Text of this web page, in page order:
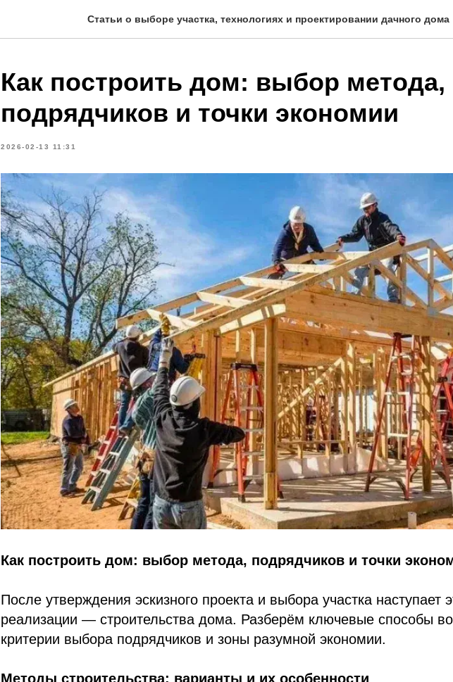
Статьи о выборе участка, технологиях и проектировании дачного дома
Как построить дом: выбор метода,
подрядчиков и точки экономии
2026-02-13 11:31
Как построить дом: выбор метода, подрядчиков и точки
После утверждения эскизного проекта и выбора участка наступает
реализации — строительства дома. Разберём ключевые способы
критерии выбора подрядчиков и зоны разумной экономии.
Методы строительства: варианты и их особенности